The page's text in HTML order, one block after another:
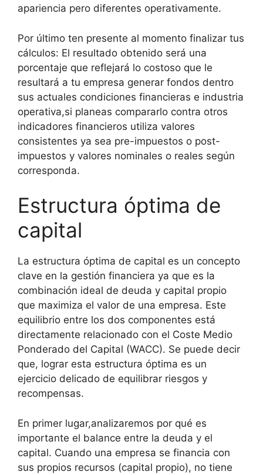
apariencia pero diferentes operativamente.
Por último ten presente al momento finalizar tus
cálculos: El resultado obtenido será una
porcentaje que reflejará lo costoso que le
resultará a tu empresa generar fondos dentro
sus actuales condiciones financieras e industria
operativa,si planeas compararlo contra otros
indicadores financieros utiliza valores
consistentes ya sea pre-impuestos o post-
impuestos y valores nominales o reales según
corresponda.
Estructura óptima de
capital
La estructura óptima de capital es un concepto
clave en la gestión financiera ya que es la
combinación ideal de deuda y capital propio
que maximiza el valor de una empresa. Este
equilibrio entre los dos componentes está
directamente relacionado con el Coste Medio
Ponderado del Capital (WACC). Se puede decir
que, lograr esta estructura óptima es un
ejercicio delicado de equilibrar riesgos y
recompensas.
En primer lugar,analizaremos por qué es
importante el balance entre la deuda y el
capital. Cuando una empresa se financia con
sus propios recursos (capital propio), no tiene